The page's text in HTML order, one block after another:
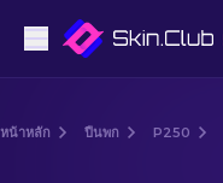
หน้าหลัก ปืนพก P250